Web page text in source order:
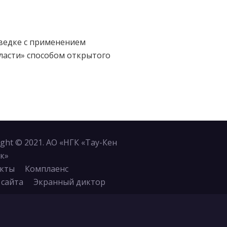
с применением
способом открытого
© 2021. АО «НГК «Тау-Кен
Комплаенс
Экранный диктор